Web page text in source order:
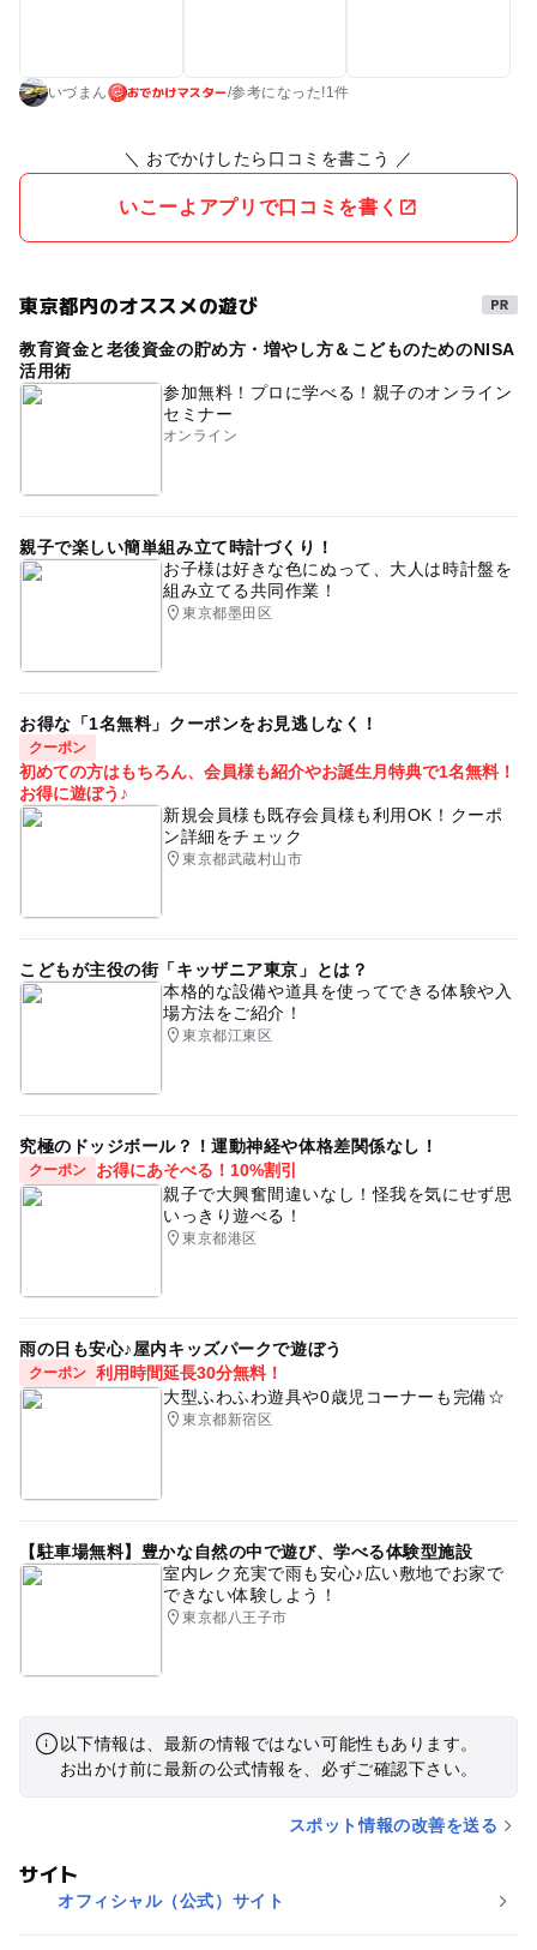
いづまん おでかけマスター/参考に なった!1件
＼ おでかけしたら口コミを書こう ／
いこーよアプリで口コミを書く
東京都内のオススメの遊び
教育資金と老後資金の貯め方・増やし方＆こどものためのNISA
活用術
参加無料！プロに学べる！親子のオンライン
セミナー
オンライン
親子で楽しい簡単組み立て時計づくり！
お子様は好きな色にぬって、大人は時計盤を
組み立てる共同作業！
東京都墨田区
お得な「1名無料」クーポンをお見逃しなく！
クーポン
初めての方はもちろん、会員様も紹介やお誕生月特典で1名無料！
お得に遊ぼう♪
新規会員様も既存会員様も利用OK！クーポ
ン詳細をチェック
東京都武蔵村山市
こどもが主役の街「キッザニア東京」とは？
本格的な設備や道具を使ってできる体験や入
場方法をご紹介！
東京都江東区
究極のドッジボール？！運動神経や体格差関係なし！
クーポン
お得にあそべる！10%割引
親子で大興奮間違いなし！怪我を気にせず思
いっきり遊べる！
東京都港区
雨の日も安心♪屋内キッズパークで遊ぼう
クーポン 利用時間延長30分無料！
大型ふわふわ遊具や0歳児コーナーも完備☆
東京都新宿区
【駐車場無料】豊かな自然の中で遊び、学べる体験型施設
室内レク充実で雨も安心♪広い敷地でお家で
できない体験しよう！
東京都八王子市
以下情報は、最新の情報ではない可能性もあります。
お出かけ前に最新の公式情報を、必ずご確認下さい。
スポット情報の改善を送る
サイト
オフィシャル（公式）サイト